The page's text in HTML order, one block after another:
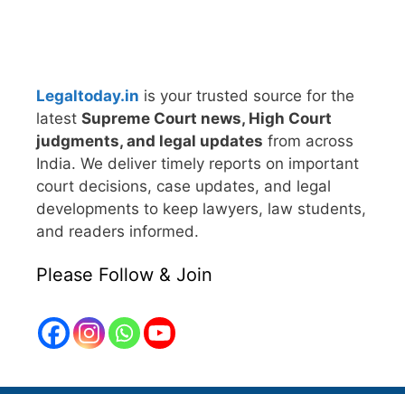
Legaltoday.in is your trusted source for the
latest Supreme Court news, High Court
judgments, and legal updates from across
India. We deliver timely reports on important
court decisions, case updates, and legal
developments to keep lawyers, law students,
and readers informed.
Please Follow & Join